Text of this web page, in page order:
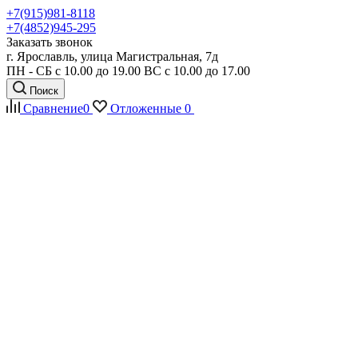
+7(915)981-8118
+7(4852)945-295
Заказать звонок
г. Ярославль, улица Магистральная, 7д
ПН - СБ с 10.00 до 19.00 ВС с 10.00 до 17.00
Поиск
Сравнение0 Отложенные 0